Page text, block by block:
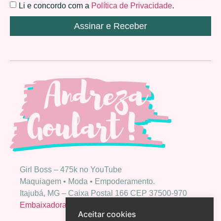
Girl Boss – 475k no YouTube
Maquiagem • Moda • Empoderamento.
Itajubá, MG – Caixa Postal 166 CEP 37500-970
Embaixadora Bio Extratus
Li e concordo com a Política de Privacidade.
Assinar e Receber
Aceitar cookies